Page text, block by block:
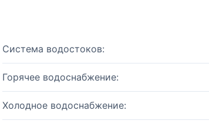
Система водостоков:
Горячее водоснабжение:
Холодное водоснабжение: